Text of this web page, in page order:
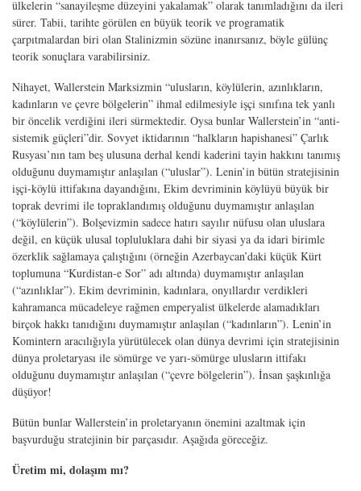
ülkelerin “sanayileşme düzeyini yakalamak” olarak tanımladığını da ileri
sürer. Tabii, tarihte görülen en büyük teorik ve programatik
çarpıtmalardan biri olan Stalinizmin sözüne inanırsanız, böyle gülünç
teorik sonuçlara varabilirsiniz.
Nihayet, Wallerstein Marksizmin “ulusların, köylülerin, azınlıkların,
kadınların ve çevre bölgelerin” ihmal edilmesiyle işçi sınıfına tek yanlı
bir öncelik verdiğini ileri sürmektedir. Oysa bunlar Wallerstein’in “anti-
sistemik güçleri”dir. Sovyet iktidarının “halkların hapishanesi” Çarlık
Rusyası’nın tam beş ulusuna derhal kendi kaderini tayin hakkını tanımış
olduğunu duymamıştır anlaşılan (“uluslar”). Lenin’in bütün stratejisinin
işçi-köylü ittifakına dayandığını, Ekim devriminin köylüyü büyük bir
toprak devrimi ile topraklandımış olduğunu duymamıştır anlaşılan
(“köylülerin”). Bolşevizmin sadece hatırı sayılır nüfusu olan uluslara
değil, en küçük ulusal topluluklara dahi bir siyasi ya da idari birimle
özerklik sağlamaya çalıştığını (örneğin Azerbaycan’daki küçük Kürt
toplumuna “Kurdistan-e Sor” adı altında) duymamıştır anlaşılan
(“azınlıklar”). Ekim devriminin, kadınlara, onyıllardır verdikleri
kahramanca mücadeleye rağmen emperyalist ülkelerde alamadıkları
birçok hakkı tanıdığını duymamıştır anlaşılan (“kadınların”). Lenin’in
Komintern aracılığıyla yürütülecek olan dünya devrimi için stratejisinin
dünya proletaryası ile sömürge ve yarı-sömürge ulusların ittifakı
olduğunu duymamıştır anlaşılan (“çevre bölgelerin”). İnsan şaşkınlığa
düşüyor!
Bütün bunlar Wallerstein’in proletaryanın önemini azaltmak için
başvurduğu stratejinin bir parçasıdır. Aşağıda göreceğiz.
Üretim mi, dolaşım mı?